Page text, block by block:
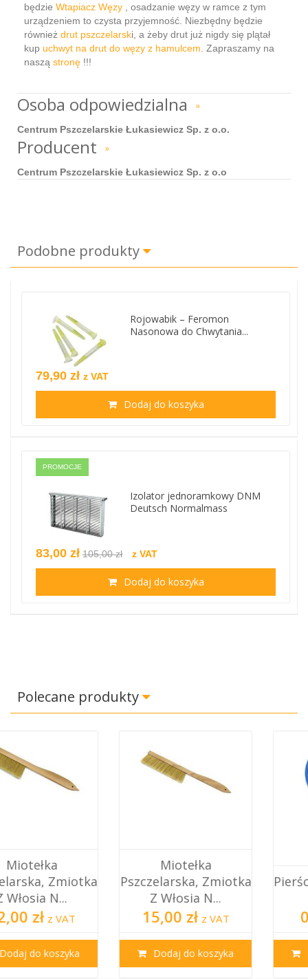
będzie Wtapiacz Węzy , osadzanie węzy w ramce z tym
urządzeniem to czysta przyjemność. Niezbędny będzie
również drut pszczelarski, a żeby drut już nigdy się plątał
kup uchwyt na drut do węzy z hamulcem . Zapraszamy na
naszą stronę !!!
Osoba odpowiedzialna »
Centrum Pszczelarskie Łukasiewicz Sp. z o.o.
Producent »
Centrum Pszczelarskie Łukasiewicz Sp. z o.o
Podobne produkty
Rojowabik – Feromon
Nasonowa do Chwytania...
79,90 zł z VAT
Dodaj do koszyka
PROMOCJE
Izolator jednoramkowy DNM
Deutsch Normalmass
83,00 zł 105,00 zł z VAT
Dodaj do koszyka
Polecane produkty
Miotełka
Pszczelarska, Zmiotka
Z Włosia N...
15,00 zł
Dodaj do koszyka
Pierścień Mocujący Do
Sitka
0,70 zł
Dodaj do koszyka